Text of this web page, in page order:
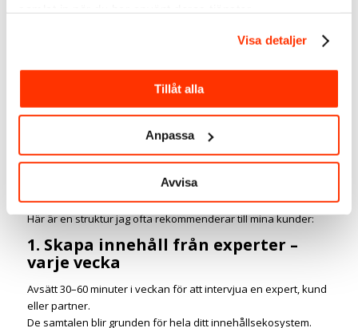
Visa detaljer
Tillåt alla
Anpassa
Avvisa
Så gör du: förvandla din expertis till
ett system för thought leadership
Kärnan i en stark thought leadership-strategi är konsekvens.
Men du behöver inte en stor marknadsavdelning för att
Här är en struktur jag ofta rekommenderar till mina kunder:
1. Skapa innehåll från experter –
varje vecka
Avsätt 30–60 minuter i veckan för att intervjua en expert, kund
eller partner.
De samtalen blir grunden för hela ditt innehållsekosystem.